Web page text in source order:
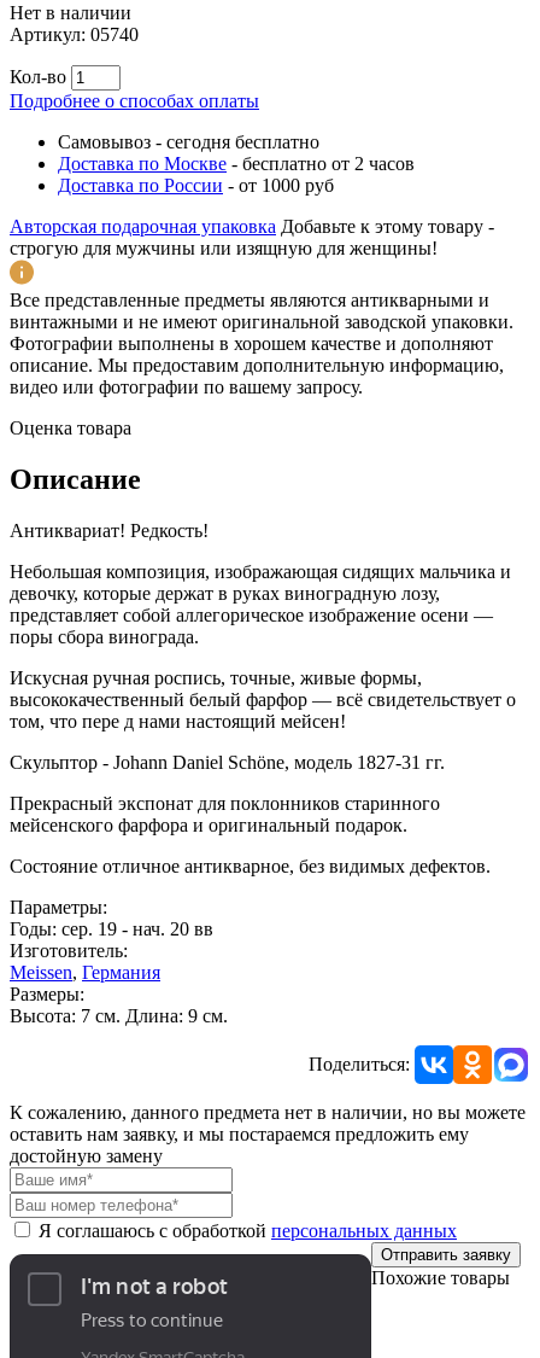
Нет в наличии
Артикул: 05740
Кол-во
Подробнее о способах оплаты
Самовывоз - сегодня бесплатно
Доставка по Москве - бесплатно от 2 часов
Доставка по России - от 1000 руб
Авторская подарочная упаковка Добавьте к этому товару -
строгую для мужчины или изящную для женщины!
Все представленные предметы являются антикварными и
винтажными и не имеют оригинальной заводской упаковки.
Фотографии выполнены в хорошем качестве и дополняют
описание. Мы предоставим дополнительную информацию,
видео или фотографии по вашему запросу.
Оценка товара
Описание
Антиквариат! Редкость!
Небольшая композиция, изображающая сидящих мальчика и
девочку, которые держат в руках виноградную лозу,
представляет собой аллегорическое изображение осени —
поры сбора винограда.
Искусная ручная роспись, точные, живые формы,
высококачественный белый фарфор — всё свидетельствует о
том, что пере д нами настоящий мейсен!
Скульптор - Johann Daniel Schöne, модель 1827-31 гг.
Прекрасный экспонат для поклонников старинного
мейсенского фарфора и оригинальный подарок.
Состояние отличное антикварное, без видимых дефектов.
Параметры:
Годы: сер. 19 - нач. 20 вв
Изготовитель:
Meissen, Германия
Размеры:
Высота: 7 см. Длина: 9 см.
Поделиться:
К сожалению, данного предмета нет в наличии, но вы можете
оставить нам заявку, и мы постараемся предложить ему
достойную замену
Я соглашаюсь с обработкой персональных данных
Отправить заявку
Похожие товары